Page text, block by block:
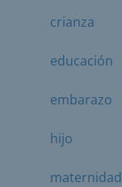
crianza
educación
embarazo
hijo
maternidad